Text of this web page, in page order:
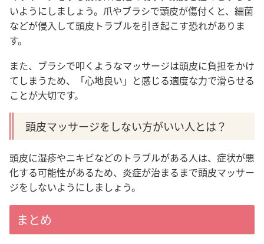
いようにしましょう。爪やブラシで頭皮が傷付くと、細菌
などが侵入して頭皮トラブルを引き起こす恐れがありま
す。
また、ブラシで叩くようなマッサージは頭皮に負担をかけ
てしまうため、「心地良い」と感じる適度な力で滑らせる
ことが大切です。
頭皮マッサージをしない方がいい人とは？
頭皮に湿疹やニキビなどのトラブルがある人は、症状が悪
化する可能性があるため、炎症が治まるまで頭皮マッサー
ジをしないようにしましょう。
まとめ